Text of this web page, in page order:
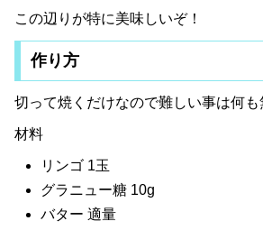
この辺りが特に美味しいぞ！
作り方
切って焼くだけなので難しい事は何も
材料
リンゴ 1玉
グラニュー糖 10g
バター 適量